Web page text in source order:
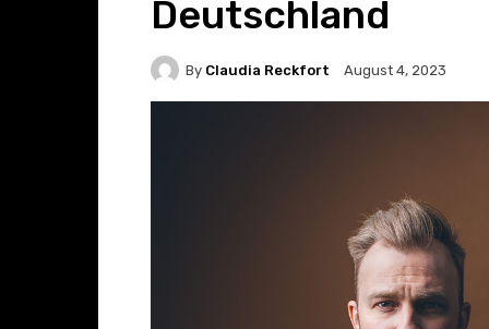
Deutschland
By Claudia Reckfort August 4, 2023